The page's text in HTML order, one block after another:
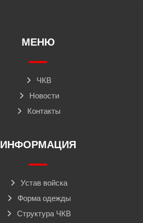
МЕНЮ
ЧКВ
Новости
Контакты
ИНФОРМАЦИЯ
Устав войска
Форма одежды
Структура ЧКВ